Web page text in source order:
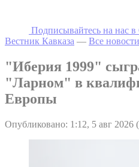
Подписывайтесь на наc в
Вестник Кавказа — Все новости
"Иберия 1999"
"Ларном" в
Европы
Опубликовано: 1:12, 5 авг